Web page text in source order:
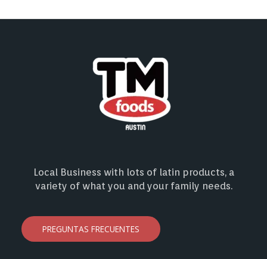
Local Business with lots of latin products, a
variety of what you and your family needs.
PREGUNTAS FRECUENTES